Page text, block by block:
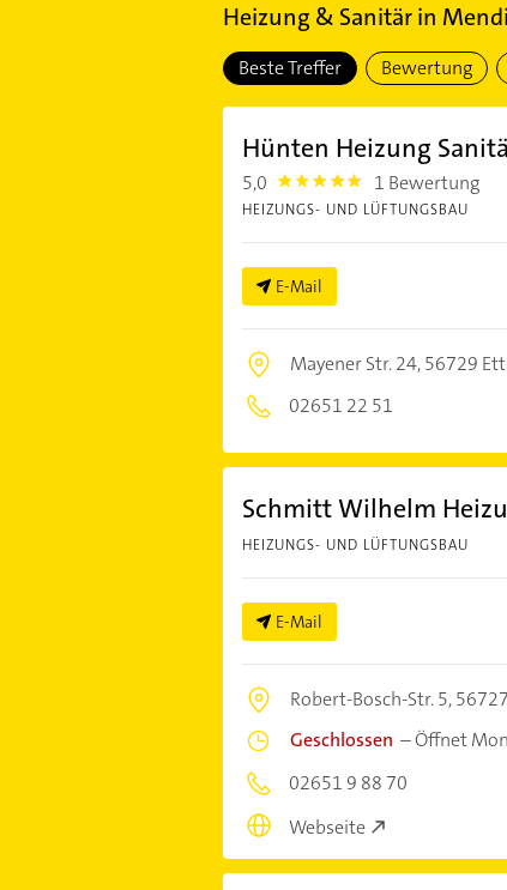
Heizung & Sanitärin
Beste Treffer Bewertung
Hünten Heizung
5,0 5.0 1 Bewertung
HEIZUNGS- UND LÜFTUNGSBAU
E-Mail
Mayener Str. 24,56729
02651 22 51
Schmitt Wilhelm
HEIZUNGS- UND LÜFTUNGSBAU
E-Mail
Robert-Bosch-Str. 5,
Geschlossen –Öffnet
02651 9 88 70
Webseite